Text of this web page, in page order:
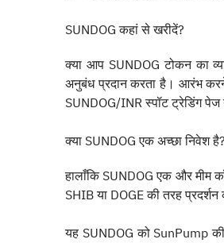
SUNDOG कहां से खरीदें?
क्या आप SUNDOG टोकन का
अनुबंध प्रदान करता है। आरंभ
SUNDOG/INR स्पॉट ट्रेडिंग पेज
क्या SUNDOG एक अच्छा निवेश है?
हालाँकि SUNDOG एक और मीम
SHIB या DOGE की तरह
यह SUNDOG को SunPump